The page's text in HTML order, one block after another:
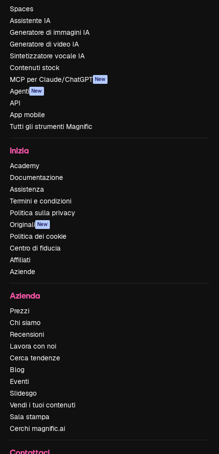
Spaces
Assistente IA
Generatore di immagini IA
Generatore di video IA
Sintetizzatore vocale IA
Contenuti stock
MCP per Claude/ChatGPT New
Agenti New
API
App mobile
Tutti gli strumenti Magnific
Inizia
Academy
Documentazione
Assistenza
Termini e condizioni
Politica sulla privacy
Originali New
Politica dei cookie
Centro di fiducia
Affiliati
Aziende
Azienda
Prezzi
Chi siamo
Recensioni
Lavora con noi
Cerca tendenze
Blog
Eventi
Slidesgo
Vendi i tuoi contenuti
Sala stampa
Cerchi magnific.ai